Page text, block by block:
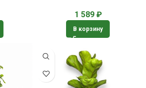
1 589 ₽
В корзину